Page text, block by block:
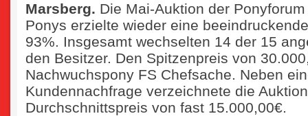
Marsberg. Die Mai-Auktion der
Ponys erzielte wieder eine
93%. Insgesamt wechselten 14 der 15
den Besitzer. Den Spitzenpreis von
Nachwuchspony FS Chefsache. Neben
Kundennachfrage verzeichnete die
Durchschnittspreis von fast 15.000,00€.